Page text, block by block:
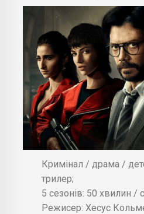
Кримінал / драма /
трилер;
5 сезонів: 50 хвилин /
Режисер: Хесус